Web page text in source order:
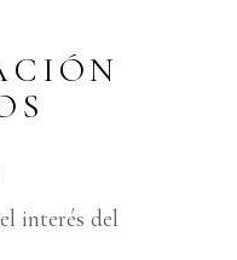
interés del